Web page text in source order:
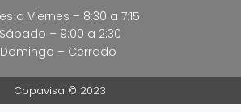
a Viernes – 8:30 a 7:15
Sábado – 9:00 a 2:30
Domingo – Cerrado
Copavisa © 2023